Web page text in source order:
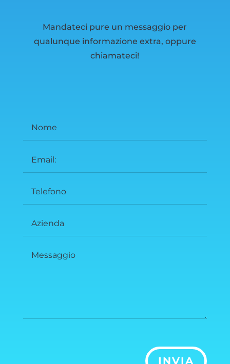
Mandateci pure un messaggio per
qualunque informazione extra, oppure
chiamateci!
INVIA